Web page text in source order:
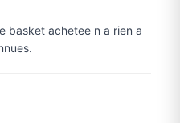
basket achetee n a rien a